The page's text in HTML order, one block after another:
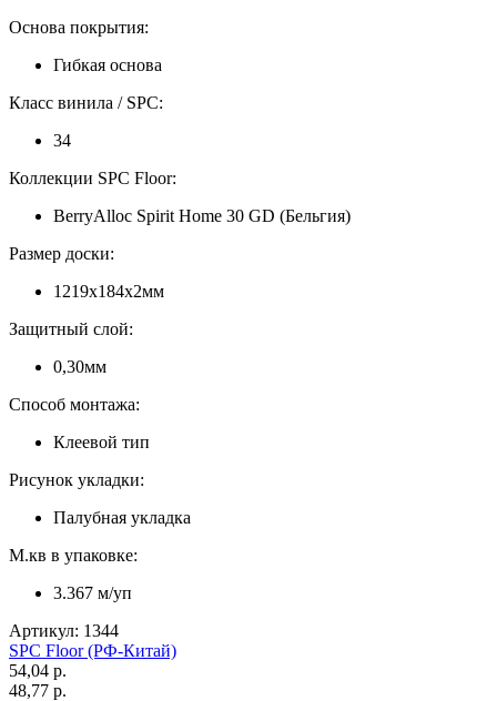
Основа покрытия:
Гибкая основа
Класс винила / SPC:
34
Коллекции SPC Floor:
BerryAlloc Spirit Home 30 GD (Бельгия)
Размер доски:
1219х184х2мм
Защитный слой:
0,30мм
Способ монтажа:
Клеевой тип
Рисунок укладки:
Палубная укладка
М.кв в упаковке:
3.367 м/уп
Артикул: 1344
SPC Floor (РФ-Китай)
54,04 p.
48,77 p.